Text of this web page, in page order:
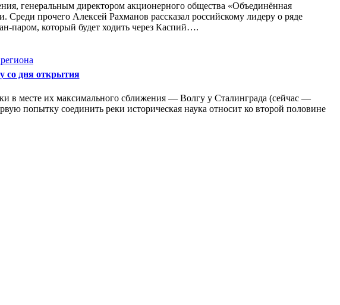
генеральным директором акционерного общества «Объединённая
Среди прочего Алексей Рахманов рассказал российскому лидеру о ряде
паром, который будет ходить через Каспий….
со дня открытия
в месте их максимального сближения — Волгу у Сталинграда (сейчас —
попытку соединить реки историческая наука относит ко второй половине